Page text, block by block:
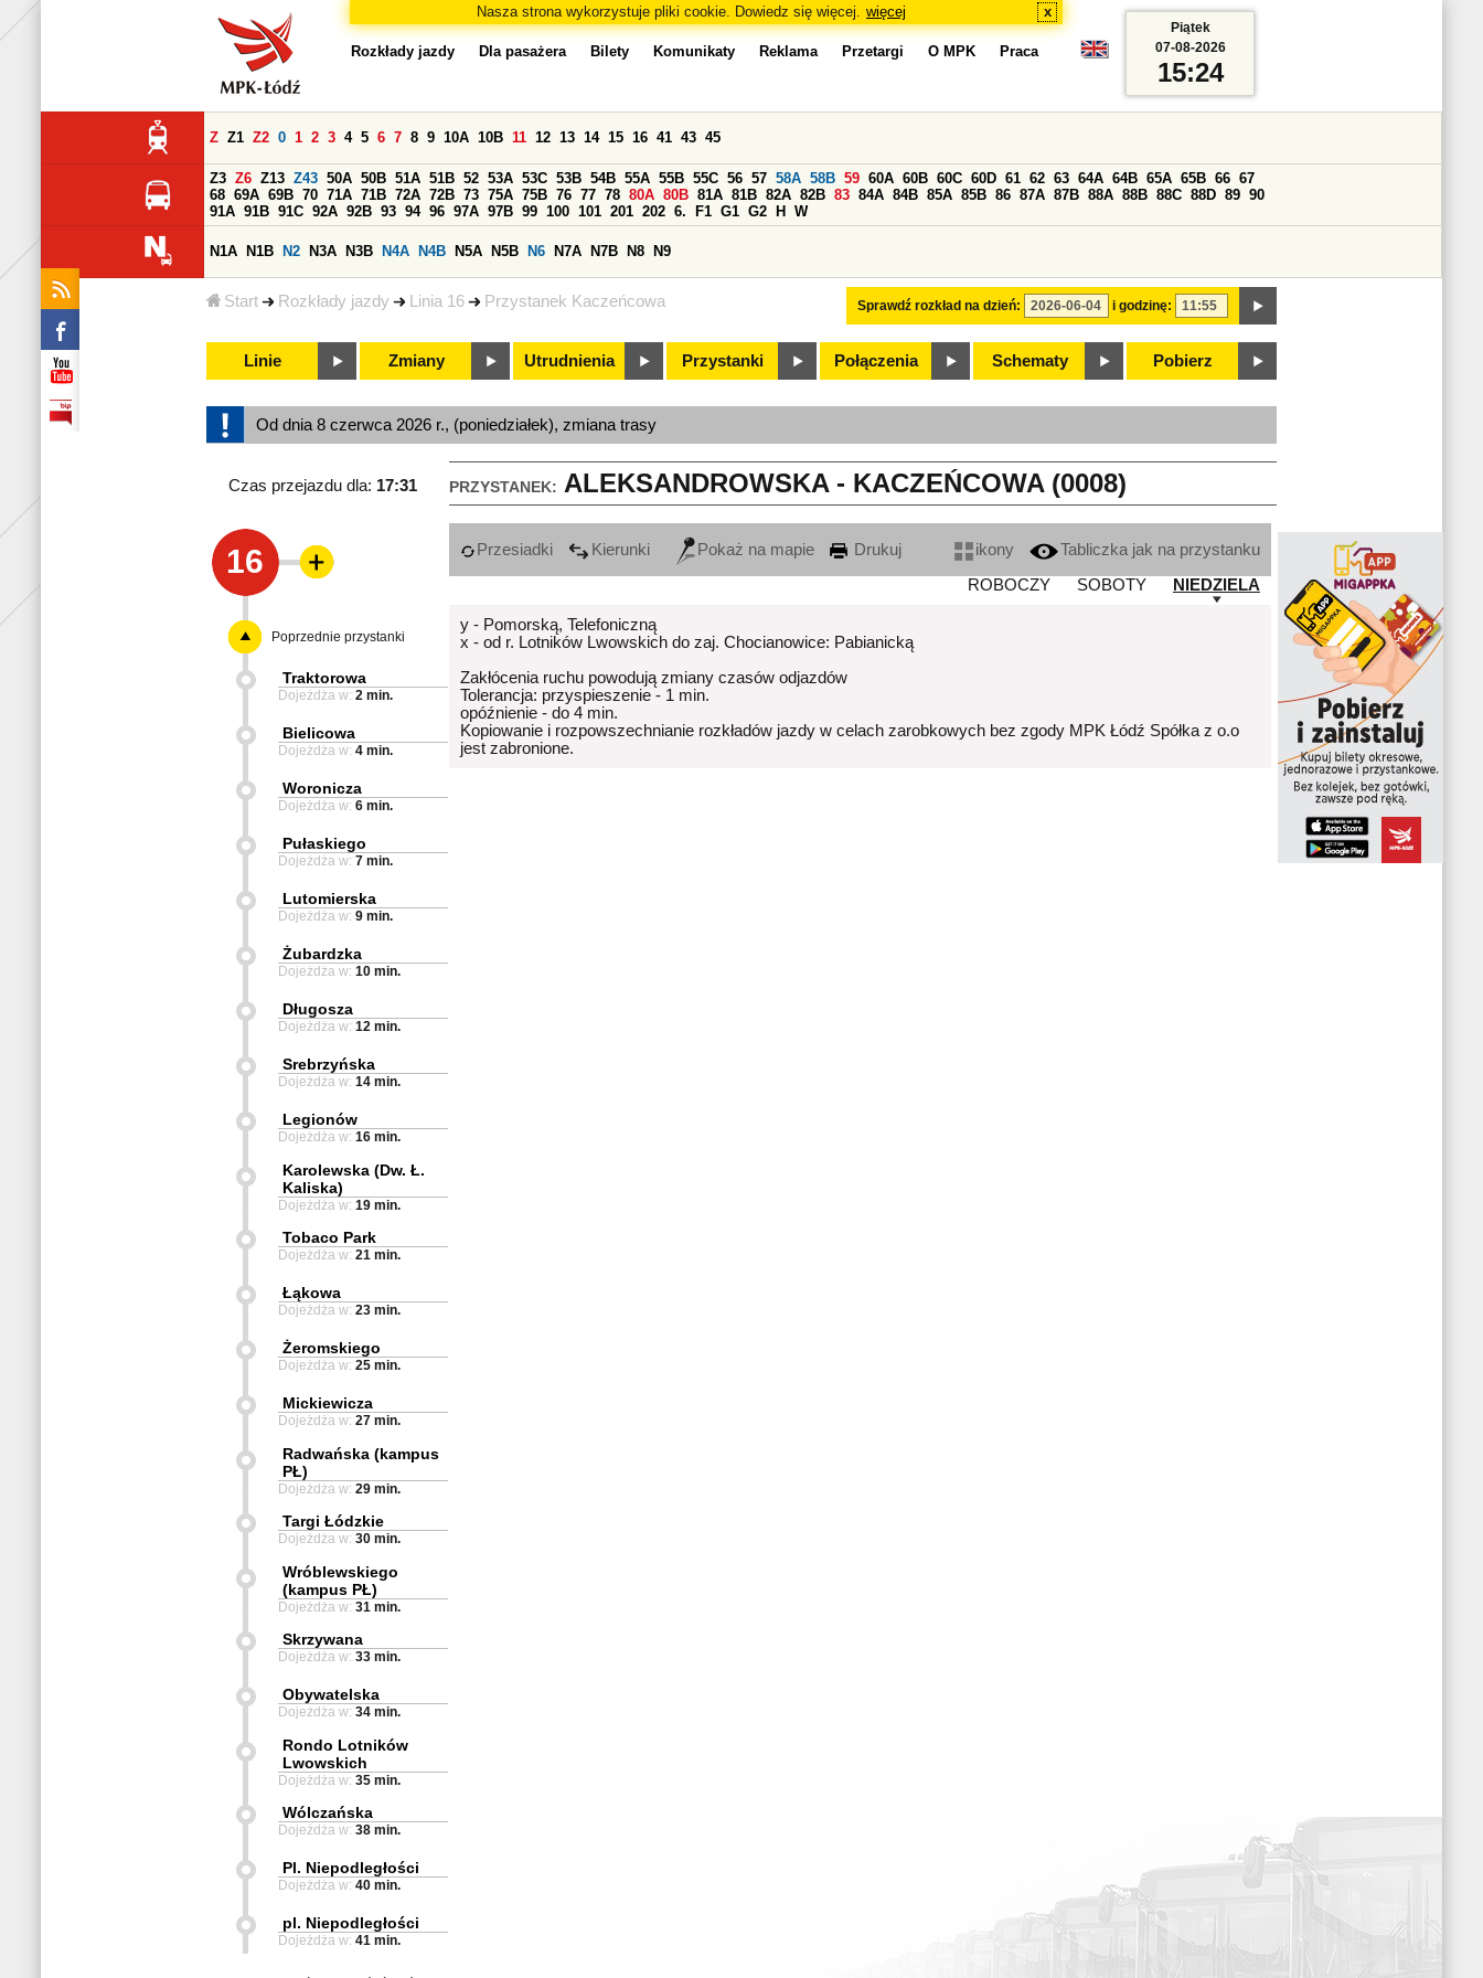
Nasza strona wykorzystuje pliki cookie. Dowiedz się więcej. więcej x
Start Rozkłady jazdy Linia 16 Przystanek Kaczeńcowa
Rozkłady jazdy Dla pasażera Bilety Komunikaty Reklama Przetargi O MPK Praca
Sprawdź rozkład na dzień: i godzinę:
Z Z1 Z2 0 1 2 3 4 5 6 7 8 9 10A 10B 11 12 13 14 15 16 41 43 45
Z3 Z6 Z13 Z43 50A 50B 51A 51B 52 53A 53C 53B 54B 55A 55B 55C 56 57 58A 58B 59 60A 60B 60C 60D 61 62 63 64A 64B 65A 65B 66 67
68 69A 69B 70 71A 71B 72A 72B 73 75A 75B 76 77 78 80A 80B 81A 81B 82A 82B 83 84A 84B 85A 85B 86 87A 87B 88A 88B 88C 88D 89 90
91A 91B 91C 92A 92B 93 94 96 97A 97B 99 100 101 201 202 6. F1 G1 G2 H W
N1A N1B N2 N3A N3B N4A N4B N5A N5B N6 N7A N7B N8 N9
Linie Zmiany Utrudnienia Przystanki Połączenia Schematy Pobierz
Piątek
07-08-2026
15:24
Od dnia 8 czerwca 2026 r., (poniedziałek), zmiana trasy
PRZYSTANEK: ALEKSANDROWSKA - KACZEŃCOWA (0008)
Czas przejazdu dla: 17:31
16 Przesiadki Kierunki Pokaż na mapie Drukuj ikony
Tabliczka jak na przystanku
ROBOCZY
SOBOTY NIEDZIELA
y - Pomorską, Telefoniczną
x - od r. Lotników Lwowskich do zaj. Chocianowice: Pabianicką
Zakłócenia ruchu powodują zmiany czasów odjazdów
Tolerancja: przyspieszenie - 1 min.
opóźnienie - do 4 min.
Kopiowanie i rozpowszechnianie rozkładów jazdy w celach zarobkowych bez zgody MPK Łódź Spółka z o.o
jest zabronione.
Poprzednie przystanki
Traktorowa
Dojeżdża w: 2 min.
Bielicowa
Dojeżdża w: 4 min.
Woronicza
Dojeżdża w: 6 min.
Pułaskiego
Dojeżdża w: 7 min.
Lutomierska
Dojeżdża w: 9 min.
Żubardzka
Dojeżdża w: 10 min.
Długosza
Dojeżdża w: 12 min.
Srebrzyńska
Dojeżdża w: 14 min.
Legionów
Dojeżdża w: 16 min.
Karolewska (Dw. Ł.
Kaliska)
Dojeżdża w: 19 min.
Tobaco Park
Dojeżdża w: 21 min.
Łąkowa
Dojeżdża w: 23 min.
Żeromskiego
Dojeżdża w: 25 min.
Mickiewicza
Dojeżdża w: 27 min.
Radwańska (kampus
PŁ)
Dojeżdża w: 29 min.
Targi Łódzkie
Dojeżdża w: 30 min.
Wróblewskiego
(kampus PŁ)
Dojeżdża w: 31 min.
Skrzywana
Dojeżdża w: 33 min.
Obywatelska
Dojeżdża w: 34 min.
Rondo Lotników
Lwowskich
Dojeżdża w: 35 min.
Wólczańska
Dojeżdża w: 38 min.
Pl. Niepodległości
Dojeżdża w: 40 min.
pl. Niepodległości
Dojeżdża w: 41 min.